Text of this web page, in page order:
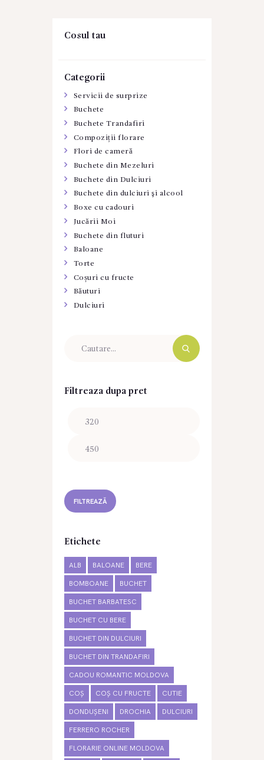
Cosul tau
Categorii
Servicii de surprize
Buchete
Buchete Trandafiri
Compoziții florare
Flori de cameră
Buchete din Mezeluri
Buchete din Dulciuri
Buchete din dulciuri şi alcool
Boxe cu cadouri
Jucării Moi
Buchete din fluturi
Baloane
Torte
Coșuri cu fructe
Băuturi
Dulciuri
Filtreaza dupa pret
minim
FILTREAZĂ
Etichete
ALB BALOANE BERE
BOMBOANE BUCHET
BUCHET BARBATESC
BUCHET CU BERE
BUCHET DIN DULCIURI
BUCHET DIN TRANDAFIRI
CADOU ROMANTIC MOLDOVA
COȘ COȘ CU FRUCTE CUTIE
DONDUȘENI DROCHIA DULCIURI
FERRERO ROCHER
FLORARIE ONLINE MOLDOVA